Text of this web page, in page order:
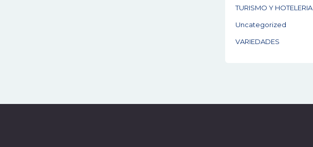
TURISMO Y HOTELERIA
Uncategorized
VARIEDADES